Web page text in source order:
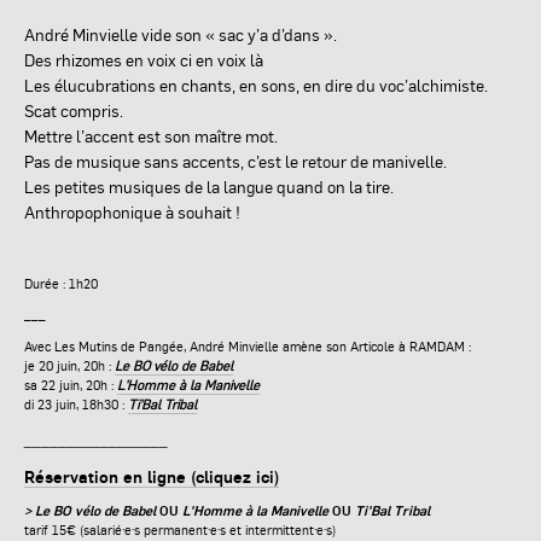
André Minvielle vide son « sac y’a d’dans ».
Des rhizomes en voix ci en voix là
Les élucubrations en chants, en sons, en dire du voc’alchimiste.
Scat compris.
Mettre l’accent est son maître mot.
Pas de musique sans accents, c’est le retour de manivelle.
Les petites musiques de la langue quand on la tire.
Anthropophonique à souhait !
Durée : 1h20
Avec Les Mutins de Pangée, André Minvielle amène son Articole à RAMDAM :
je 20 juin, 20h : Le BO vélo de Babel
sa 22 juin, 20h : L'Homme à la Manivelle
di 23 juin, 18h30 : Ti'Bal Tribal
Réservation en ligne (cliquez ici)
> Le BO vélo de BabelOU L'Homme à la ManivelleOU Ti'Bal Tribal
tarif 15€ (salarié·e·s permanent·e·s et intermittent·e·s)